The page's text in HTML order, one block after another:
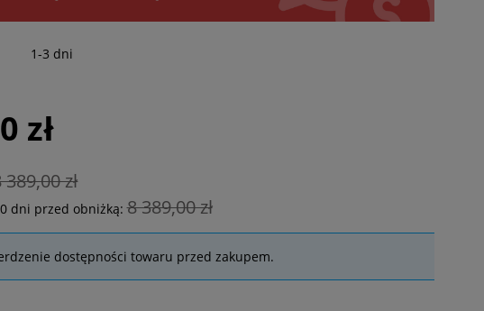
1-3 dni
zł
389,00 zł
dni przed obniżką:8 389,00 zł
dostępności towaru przed zakupem.